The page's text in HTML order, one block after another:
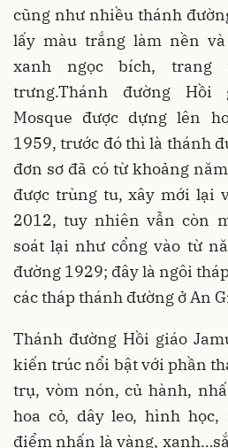
cũng như nhiều thánh
lấy màu trắng làm nền
xanh ngọc bích,
trưng.Thánh đường Hồi
Mosque được dựng lên
1959, trước đó thì là thánh
đơn sơ đã có từ khoảng
được trùng tu, xây mới lại
2012, tuy nhiên vẫn còn
soát lại như cổng vào từ
đường 1929; đây là ngôi
các tháp thánh đường ở An
Thánh đường Hồi giáo
kiến trúc nổi bật với phần
trụ, vòm nón, củ hành,
hoa cỏ, dây leo, hình
điểm nhấn là vàng,